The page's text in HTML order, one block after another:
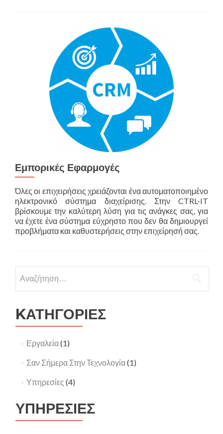
Εμπορικές Εφαρμογές
Όλες οι επιχειρήσεις χρειάζονται ένα αυτοματοποιημένο
ηλεκτρονικό σύστημα διαχείρισης. Στην CTRL-IT
βρίσκουμε την καλύτερη λύση για τις ανάγκες σας, για
να έχετε ένα σύστημα εύχρηστο που δεν θα δημιουργεί
προβλήματα και καθυστερήσεις στην επιχείρησή σας.
για:
KΑΤΗΓΟΡΙΕΣ
Εργαλεία(1)
Σαν Σήμερα Στην Τεχνολογία(1)
Υπηρεσίες (4)
ΥΠΗΡΕΣΙΕΣ